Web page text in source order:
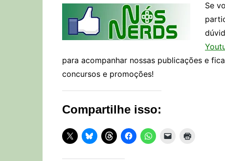
Se
para acompanhar nossas publicações e
concursos e promoções!
Compartilhe isso: